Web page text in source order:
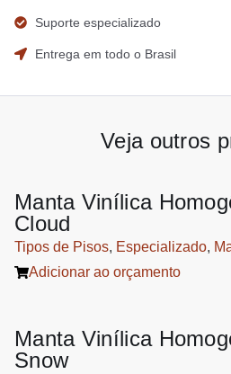
Suporte especializado
Entrega em todo o Brasil
Veja outros
Manta Vinílica
Cloud
Tipos de Pisos, Especializado,
Adicionar ao orçamento
Manta Vinílica
Snow